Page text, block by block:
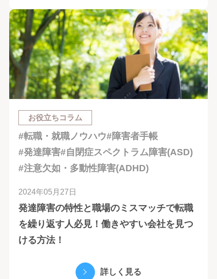
お役立ちコラム
#転職・就職ノウハウ#障害者手帳
#発達障害#自閉症スペクトラム障害(ASD)
#注意欠如・多動性障害(ADHD)
2024年05月27日
発達障害の特性と職場のミスマッチで転職
を繰り返す人必見！働きやすい会社を見つ
ける方法！
詳しく見る